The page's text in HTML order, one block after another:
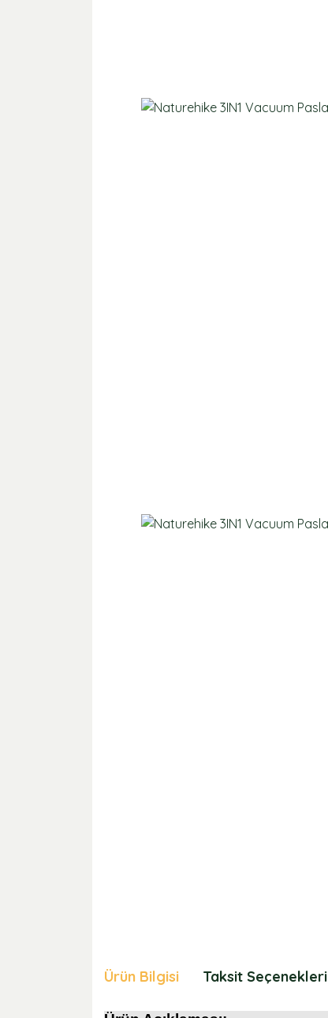
Ürün Bilgisi Taksit Seçenekleri